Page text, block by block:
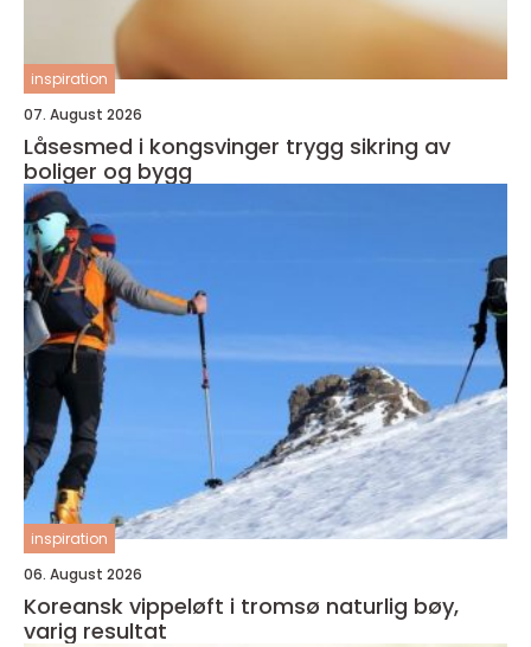
inspiration
07. August 2026
Låsesmed i kongsvinger trygg sikring av
boliger og bygg
inspiration
06. August 2026
Koreansk vippeløft i tromsø naturlig bøy,
varig resultat